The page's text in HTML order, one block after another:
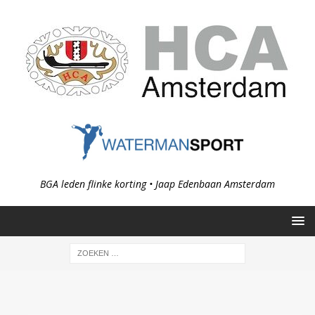
BGA leden flinke korting • Jaap Edenbaan Amsterdam